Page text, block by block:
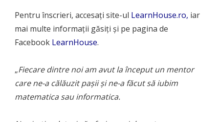
Pentru înscrieri, accesați site-ul LearnHouse.ro, iar
mai multe informații găsiți și pe pagina de
Facebook LearnHouse.
„Fiecare dintre noi am avut la început un mentor
care ne-a călăuzit pașii și ne-a făcut să iubim
matematica sau informatica.